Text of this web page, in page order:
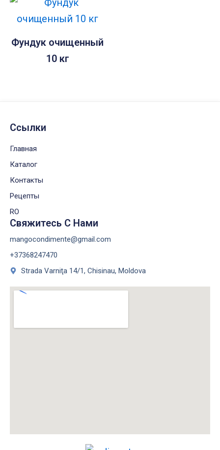
Фундук очищенный
10 кг
Ссылки
Главная
Каталог
Контакты
Рецепты
RO
Свяжитесь С Нами
mangocondimente@gmail.com
+37368247470
Strada Varniţa 14/1, Chisinau, Moldova